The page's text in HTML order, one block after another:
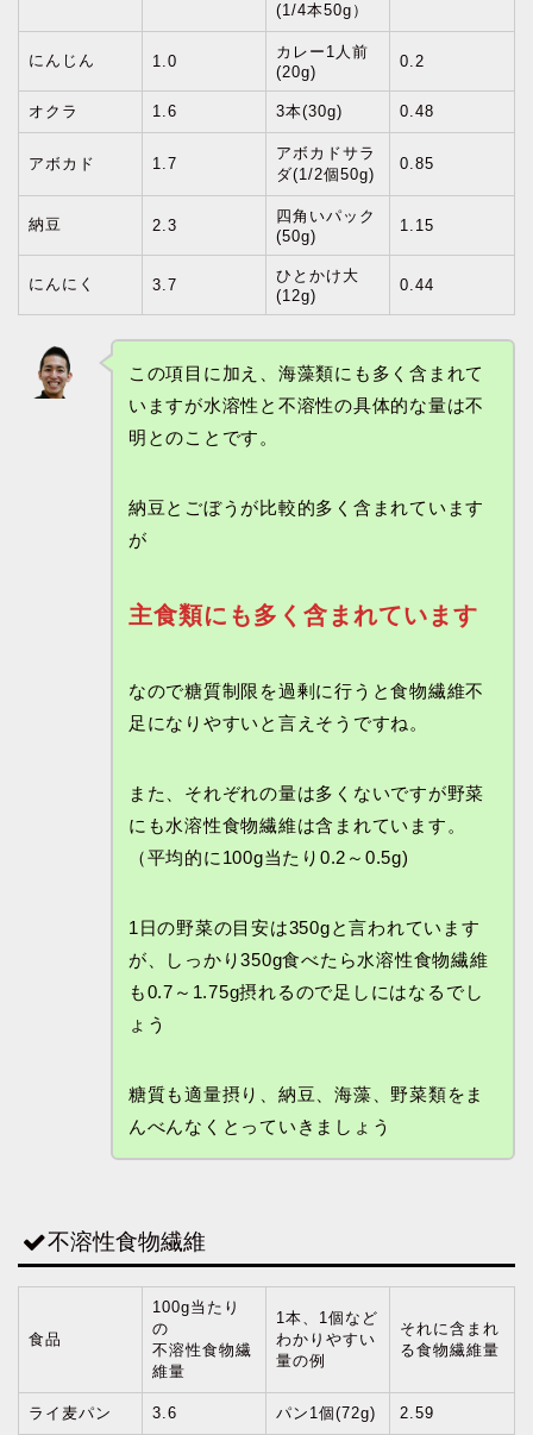
(1/4本50g）
にんじん 1.0
カレー1人前
(20g)
0.2
オクラ 1.6 3本(30g) 0.48
アボカド 1.7
アボカドサラ
ダ(1/2個50g)
0.85
納豆 2.3
四角いパック
(50g)
1.15
にんにく 3.7
ひとかけ大
(12g)
0.44
この項目に加え、海藻類にも多く含まれて
いますが水溶性と不溶性の具体的な量は不
明とのことです。
納豆とごぼうが比較的多く含まれています
が
主食類にも多く含まれています
なので糖質制限を過剰に行うと食物繊維不
足になりやすいと言えそうですね。
また、それぞれの量は多くないですが野菜
にも水溶性食物繊維は含まれています。
（平均的に100g当たり0.2～0.5g)
1日の野菜の目安は350gと言われています
が、しっかり350g食べたら水溶性食物繊維
も0.7～1.75g摂れるので足しにはなるでし
ょう
糖質も適量摂り、納豆、海藻、野菜類をま
んべんなくとっていきましょう
不溶性食物繊維
食品
100g当たり
の
不溶性食物繊
維量
1本、1個など
わかりやすい
量の例
それに含まれ
る食物繊維量
ライ麦パン 3.6 パン1個(72g) 2.59